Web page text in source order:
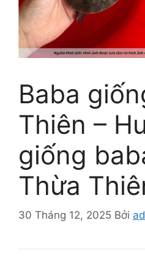
Baba
Thiên –
giống
Thừa
30 Tháng 12, 2025 Bởi